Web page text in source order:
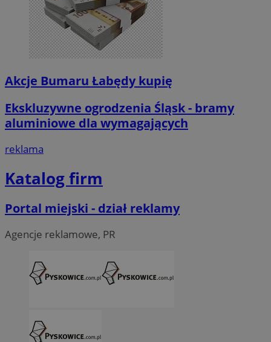
Akcje Bumaru Łabędy kupię
Ekskluzywne ogrodzenia Śląsk - bramy
aluminiowe dla wymagających
reklama
Katalog firm
Portal miejski - dział reklamy
Agencje reklamowe, PR